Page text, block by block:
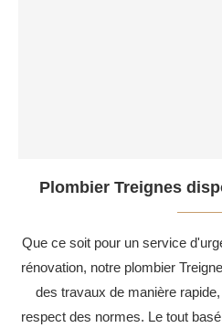
Plombier Treignes
Que ce soit pour un service
rénovation, notre plombier
des travaux de manière
respect des normes. Le tout